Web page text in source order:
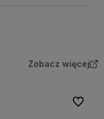
Zobacz więcej
Do